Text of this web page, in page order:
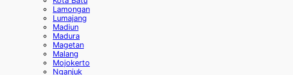
Lamongan
Lumajang
Madiun
Madura
Magetan
Malang
Mojokerto
Nganjuk